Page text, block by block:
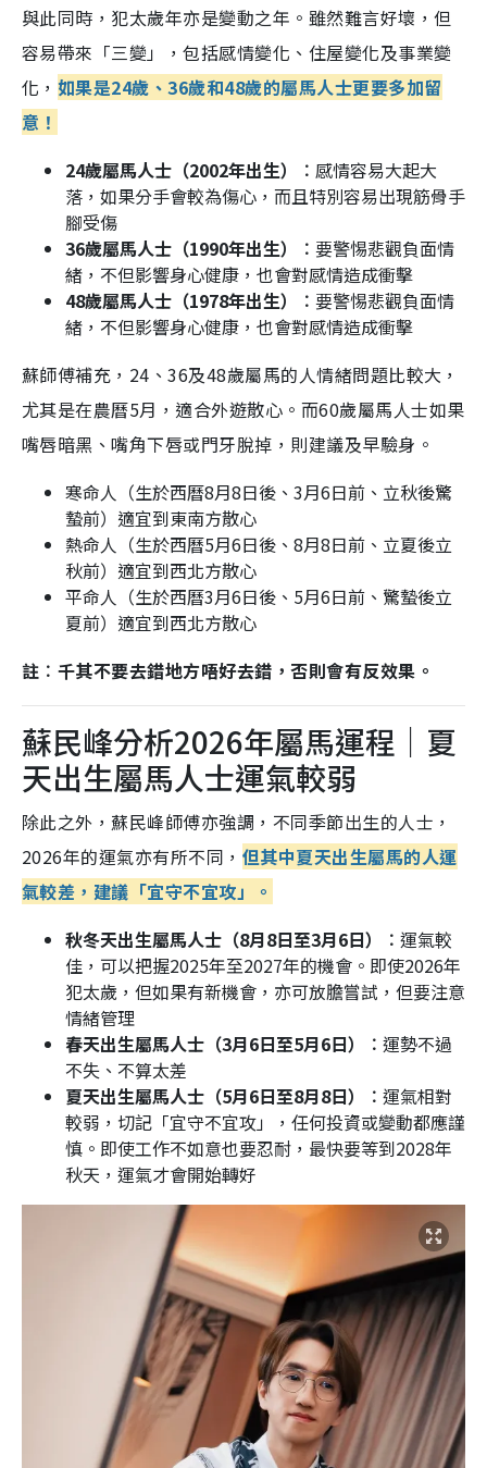
與此同時，犯太歲年亦是變動之年。雖然難言好壞，但
容易帶來「三變」，包括感情變化、住屋變化及事業變
化， 如果是24歲、36歲和48歲的屬馬人士更要多加留
意！
24歲屬馬人士（2002年出生）︰ 感情容易大起大
落，如果分手會較為傷心，而且特別容易出現筋骨手
腳受傷
36歲屬馬人士（1990年出生）︰ 要警惕悲觀負面情
緒，不但影響身心健康，也會對感情造成衝擊
48歲屬馬人士（1978年出生）︰ 要警惕悲觀負面情
緒，不但影響身心健康，也會對感情造成衝擊
蘇師傅補充，24、36及48歲屬馬的人情緒問題比較大，
尤其是在農曆5月，適合外遊散心。而60歲屬馬人士如果
嘴唇暗黑、嘴角下唇或門牙脫掉，則建議及早驗身。
寒命人（生於西曆8月8日後、3月6日前、立秋後驚
蟄前）適宜到東南方散心
熱命人（生於西曆5月6日後、8月8日前、立夏後立
秋前）適宜到西北方散心
平命人（生於西曆3月6日後、5月6日前、驚蟄後立
夏前）適宜到西北方散心
註︰千其不要去錯地方唔好去錯，否則會有反效果。
蘇民峰分析2026年屬馬運程｜夏
天出生屬馬人士運氣較弱
除此之外，蘇民峰師傅亦強調，不同季節出生的人士，
2026年的運氣亦有所不同， 但其中夏天出生屬馬的人運
氣較差，建議「宜守不宜攻」。
秋冬天出生屬馬人士（8月8日至3月6日）︰ 運氣較
佳，可以把握2025年至2027年的機會。即使2026年
犯太歲，但如果有新機會，亦可放膽嘗試，但要注意
情緒管理
春天出生屬馬人士（3月6日至5月6日）︰ 運勢不過
不失、不算太差
夏天出生屬馬人士（5月6日至8月8日）︰ 運氣相對
較弱，切記「宜守不宜攻」，任何投資或變動都應謹
慎。即使工作不如意也要忍耐，最快要等到2028年
秋天，運氣才會開始轉好